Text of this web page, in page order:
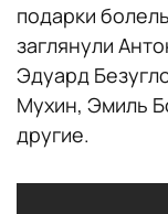
подарки
заглянули
Эдуард
Мухин, Эмиль
другие.